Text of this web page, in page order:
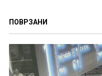
ПОВРЗАНИ